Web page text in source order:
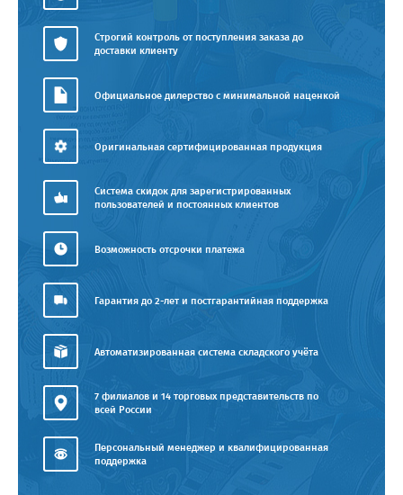
Строгий контроль от поступления заказа до
доставки клиенту
Официальное дилерство с минимальной наценкой
Оригинальная сертифицированная продукция
Система скидок для зарегистрированных
пользователей и постоянных клиентов
Возможность отсрочки платежа
Гарантия до 2-лет и постгарантийная поддержка
Автоматизированная система складского учёта
7 филиалов и 14 торговых представительств по
всей России
Персональный менеджер и квалифицированная
поддержка